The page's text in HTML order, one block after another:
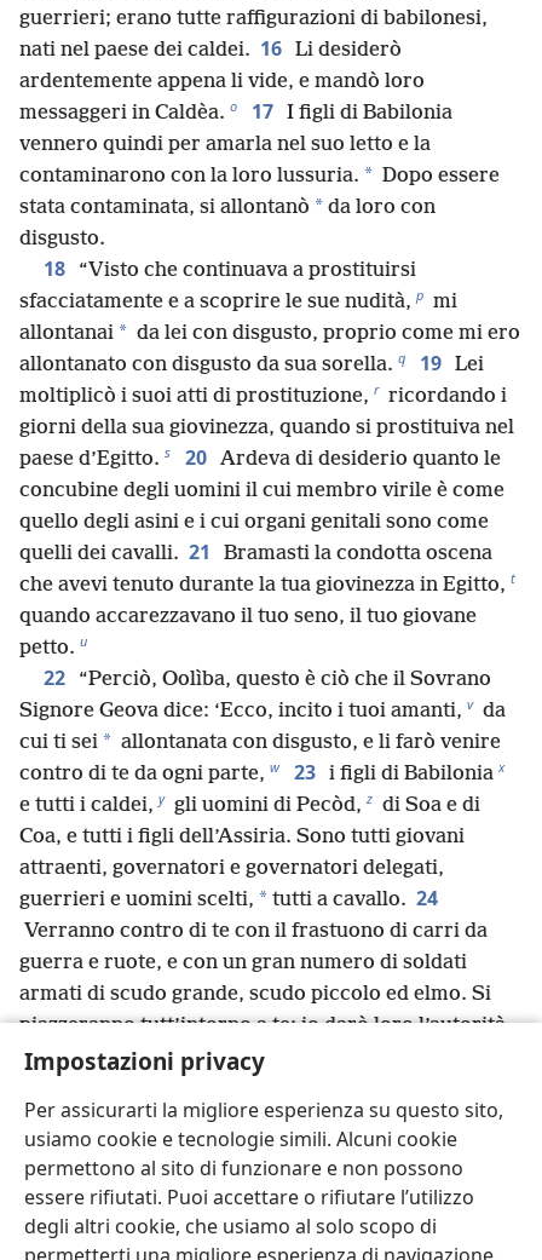
Impostazioni privacy
Per assicurarti la migliore esperienza su questo sito,
usiamo cookie e tecnologie simili. Alcuni cookie
permettono al sito di funzionare e non possono
essere rifiutati. Puoi accettare o rifiutare l’utilizzo
degli altri cookie, che usiamo al solo scopo di
guerrieri; erano tutte raffigurazioni di babilonesi,
nati nel paese dei caldei. 16 Li desiderò
ardentemente appena li vide, e mandò loro
messaggeri in Caldèa. o 17 I figli di Babilonia
vennero quindi per amarla nel suo letto e la
contaminarono con la loro lussuria. * Dopo essere
stata contaminata, si allontanò * da loro con
disgusto.
18
“Visto che continuava a prostituirsi
sfacciatamente e a scoprire le sue nudità, p mi
allontanai * da lei con disgusto, proprio come mi ero
allontanato con disgusto da sua sorella. q 19 Lei
moltiplicò i suoi atti di prostituzione, r ricordando i
giorni della sua giovinezza, quando si prostituiva nel
paese d’Egitto. s 20 Ardeva di desiderio quanto le
concubine degli uomini il cui membro virile è come
quello degli asini e i cui organi genitali sono come
quelli dei cavalli. 21
Bramasti la condotta oscena
che avevi tenuto durante la tua giovinezza in Egitto, t
quando accarezzavano il tuo seno, il tuo giovane
petto. u
22
“Perciò, Oolìba, questo è ciò che il Sovrano
Signore Geova dice: ‘Ecco, incito i tuoi amanti, v da
cui ti sei * allontanata con disgusto, e li farò venire
contro di te da ogni parte, w 23 i figli di Babilonia x
e tutti i caldei, y gli uomini di Pecòd, z di Soa e di
Coa, e tutti i figli dell’Assiria. Sono tutti giovani
attraenti, governatori e governatori delegati,
guerrieri e uomini scelti, * tutti a cavallo. 24
Verranno contro di te con il frastuono di carri da
guerra e ruote, e con un gran numero di soldati
armati di scudo grande, scudo piccolo ed elmo. Si
piazzeranno tutt’intorno a te; io darò loro l’autorità
di emettere il giudizio e loro ti giudicheranno come
indignazione contro di te, e agiranno contro di te con
furore. Ti taglieranno il naso e le orecchie, e i tuoi
superstiti cadranno di spada. Porteranno via i tuoi
figli e le tue figlie, e i tuoi superstiti saranno
consumati dal fuoco. b Ti toglieranno le vesti